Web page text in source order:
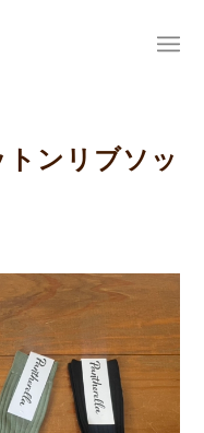
ンリブソッ